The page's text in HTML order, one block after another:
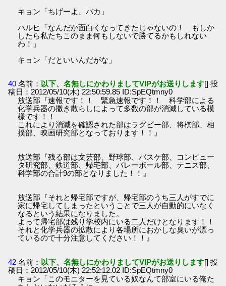
キョン「ちげーよ、バカ」
ハルヒ「なんだか面白くなってきたじゃないの！ もしか
したら私たちこのまま何もしないで勝てるかもしれない
わ！」
キョン「だといいんだがな」
40 名前： 以下、名無しにかわりましてVIPがお送りします[] 投
稿日：2012/05/10(木) 22:50:59.85 ID:SpEQtmny0
放送部『速報です！！ 緊急速報です！！ 科学部による
化学兵器の撒き散らしによって多数の部が消滅している模
様です！！
これにより消滅を確認された部はラグビー部、将棋部、相
撲部、映画研究部となっております！！』
放送部『残る部は文芸部、野球部、バスケ部、コンピュー
タ研究部、鉄道部、帰宅部、バレーボール部、テニス部、
科学部の合計9の部となりました！！』
放送部『それと帰宅部ですが、帰宅部のうち三人がすでに
家に帰宅してしまったということで三人が自動的にいなく
なるという結果になりました。
よって帰宅部は残り学校内にいる二人だけとなります！！
それと化学兵器の拡散により各場所におかしな臭いが漂っ
ているので十分注意してください！！』
42 名前： 以下、名無しにかわりましてVIPがお送りします[] 投
稿日：2012/05/10(木) 22:52:12.02 ID:SpEQtmny0
キョン「このモニターを見ている奴なんて部室にいる俺た